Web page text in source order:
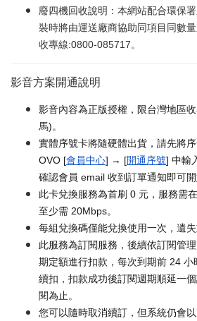
廢四機回收說明：本網站配合環保
裝時將由運送廠商協助同項目同數
收專線:0800-085717。
影音方案開通說明
影音內容為正版授權，限台灣地區收
馬)。
實體序號卡將隨硬體出貨，請先將
OVO [會員中心] → [開通序號] 中輸
確認會員 email 收到訂單通知即可開
此卡兌換服務為首刷 0 元，服務需
至少需 20Mbps。
每組兌換碼僅能兌換使用一次，遺失
此服務為訂閱服務，後續依訂閱管
期定額進行扣款，每次到期前 24
續扣，扣款成功後訂閱週期順延一
閱為止。
您可以隨時取消續訂，但系統仍會